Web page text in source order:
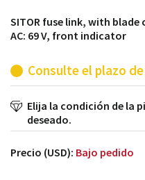
SITOR fuse link, with blade
AC: 69 V, front indicator
Consulte el plazo
Elija la condición de la
deseado.
Precio (USD): Bajo pedido